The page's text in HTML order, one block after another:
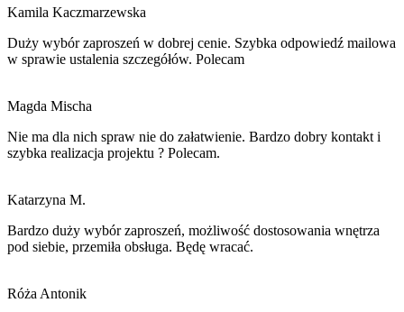
Kamila Kaczmarzewska
Duży wybór zaproszeń w dobrej cenie. Szybka odpowiedź mailowa
w sprawie ustalenia szczegółów. Polecam
Magda Mischa
Nie ma dla nich spraw nie do załatwienie. Bardzo dobry kontakt i
szybka realizacja projektu ? Polecam.
Katarzyna M.
Bardzo duży wybór zaproszeń, możliwość dostosowania wnętrza
pod siebie, przemiła obsługa. Będę wracać.
Róża Antonik